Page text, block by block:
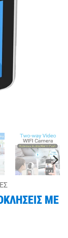
ΜΕ